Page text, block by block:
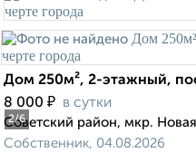
2/6
Дом 250м², 2-этажный,
8 000 ₽ в сутки
Советский район, мкр.
Собственник, 04.08.2026